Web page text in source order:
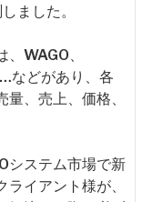
ました。
WAGO、
どがあり、各
、売上、価格、
システム市場で新
イアント様が、